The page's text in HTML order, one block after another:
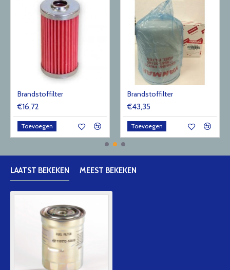
Brandstoffilter
€16,72
Toevoegen
Brandstoffilter
€43,35
Toevoegen
LAATST BEKEKEN MEEST BEKEKEN